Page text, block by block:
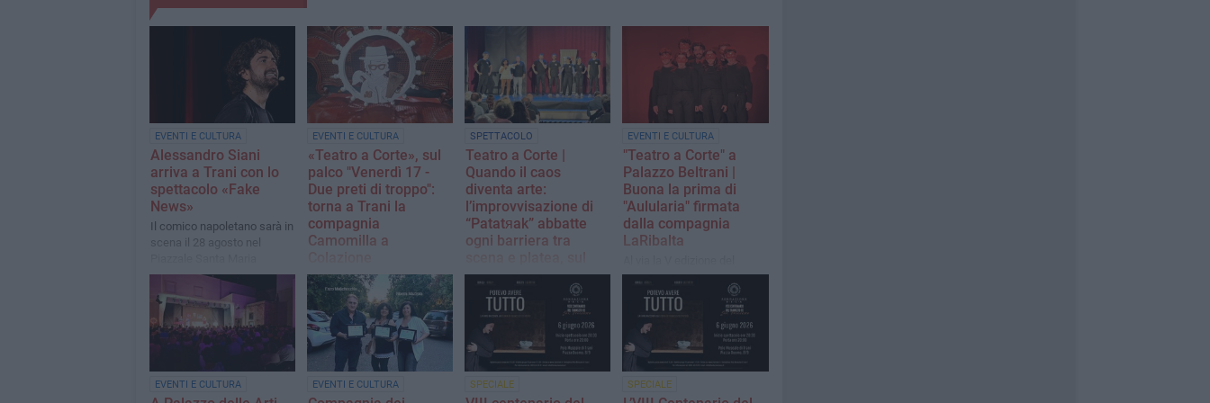
EVENTI E CULTURA
Alessandro Siani
arriva a Trani con lo
spettacolo «Fake
News»
Il comico napoletano sarà in
scena il 28 agosto nel
Colonna con il suo nuovo
tour estivo
EVENTI E CULTURA
«Teatro a Corte», sul
palco "Venerdì 17 -
Due preti di troppo":
torna a Trani la
compagnia
Camomilla a
Sabato 11 luglio al Palazzo
delle Arti Beltrani il terzo
appuntamento della
rassegna dedicata a
Giovanni Macchia.
SPETTACOLO
Teatro a Corte |
Quando il caos
diventa arte:
l’improvvisazione di
“Patatяak” abbatte
ogni barriera tra
palco la compagnia
Teatro Irregolare di
Bari
Riprogrammato a sabato 4
luglio, il secondo
appuntamento di Palazzo
Beltrani ha coinvolto e
EVENTI E CULTURA
"Teatro a Corte" a
Palazzo Beltrani |
Buona la prima di
"Aulularia" firmata
dalla compagnia
LaRibalta
Premio Nazionale "Giovanni
Macchia": quattro spettacoli
d'eccellenza e una stagione
estiva ricca di grande
musica e cultura nel cuore
EVENTI E CULTURA EVENTI E CULTURA SPECIALE SPECIALE